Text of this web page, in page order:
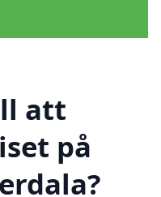
att
på